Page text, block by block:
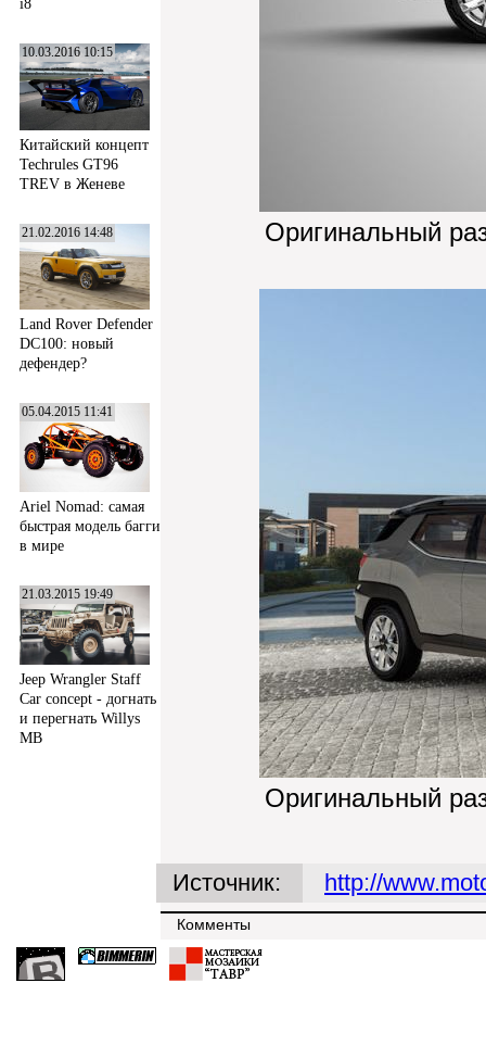
i8
10.03.2016 10:15
Китайский концепт
Techrules GT96
TREV в Женеве
21.02.2016 14:48
Land Rover Defender
DC100: новый
дефендер?
05.04.2015 11:41
Ariel Nomad: самая
быстрая модель багги
в мире
21.03.2015 19:49
Jeep Wrangler Staff
Car concept - догнать
и перегнать Willys
MB
Оригинальный
Оригинальный
Источник: http://
Комменты